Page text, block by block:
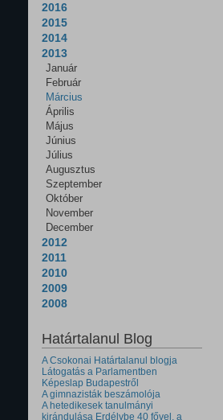
2016
2015
2014
2013
Január
Február
Március
Április
Május
Június
Július
Augusztus
Szeptember
Október
November
December
2012
2011
2010
2009
2008
Határtalanul Blog
A Csokonai Határtalanul blogja
Látogatás a Parlamentben
Képeslap Budapestről
A gimnazisták beszámolója
A hetedikesek tanulmányi
kirándulása Erdélybe 40 fővel, a